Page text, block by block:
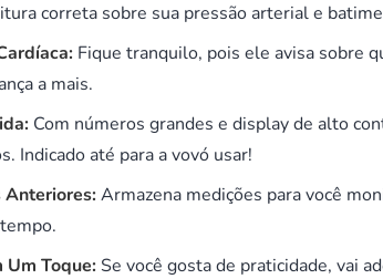
correta sobre sua pressão arterial e
Fique tranquilo, pois ele avisa sobre
a mais.
Com números grandes e display de alto
Indicado até para a vovó usar!
Anteriores:Armazena medições para você
Um Toque:Se você gosta de praticidade, vai